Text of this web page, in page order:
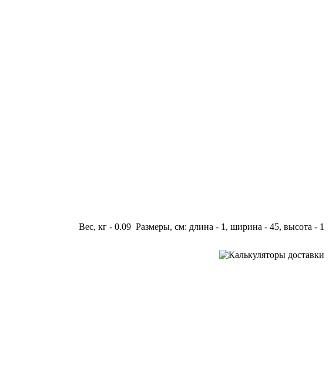
Вес, кг - 0.09 Размеры, см: длина - 1, ширина - 45, высота - 1